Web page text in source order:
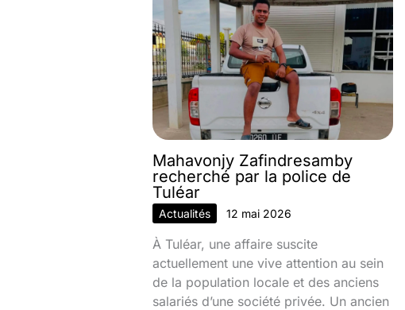
Mahavonjy Zafindresamby
recherché par la police de
Tuléar
Actualités 12 mai 2026
À Tuléar, une affaire suscite
actuellement une vive attention au sein
de la population locale et des anciens
salariés d’une société privée. Un ancien